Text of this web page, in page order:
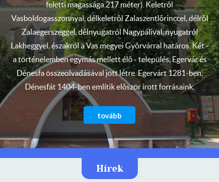
feletti magassága 217 méter). Keletről
Vasboldogasszonnyal, délkeletről Zalaszentlőrinccel, délről
Zalaegerszeggel, délnyugatról Nagypálival, nyugatról
Lakheggyel, északról a Vas megyei Győrvárral határos. Két -
a történelemben egymás mellett élő - település, Egervár és
Dénesfa összeolvadásával jött létre. Egervárt 1281-ben,
Dénesfát 1404-ben említik először írott forrásaink.
tovább
Hírek